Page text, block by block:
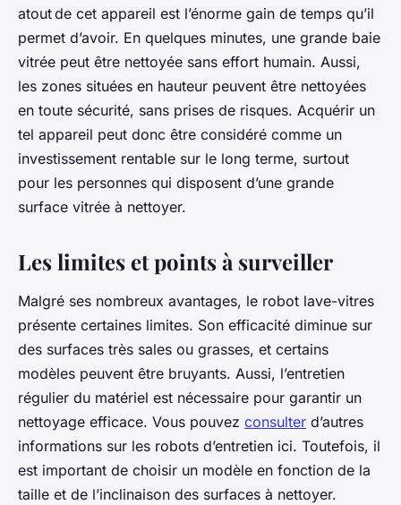
atout de cet appareil est l’énorme gain de temps qu’il
permet d’avoir. En quelques minutes, une grande baie
vitrée peut être nettoyée sans effort humain. Aussi,
les zones situées en hauteur peuvent être nettoyées
en toute sécurité, sans prises de risques. Acquérir un
tel appareil peut donc être considéré comme un
investissement rentable sur le long terme, surtout
pour les personnes qui disposent d’une grande
surface vitrée à nettoyer.
Les limites et points à surveiller
Malgré ses nombreux avantages, le robot lave-vitres
présente certaines limites. Son efficacité diminue sur
des surfaces très sales ou grasses, et certains
modèles peuvent être bruyants. Aussi, l’entretien
régulier du matériel est nécessaire pour garantir un
nettoyage efficace. Vous pouvez consulter d’autres
informations sur les robots d’entretien ici. Toutefois, il
est important de choisir un modèle en fonction de la
taille et de l’inclinaison des surfaces à nettoyer.